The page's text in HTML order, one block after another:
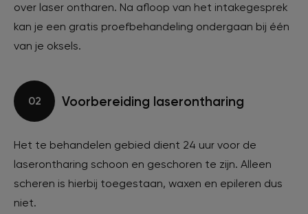
over laser ontharen. Na afloop van het intakegesprek
kan je een gratis proefbehandeling ondergaan bij één
van je oksels.
02 Voorbereiding laserontharing
Het te behandelen gebied dient 24 uur voor de
laserontharing schoon en geschoren te zijn. Alleen
scheren is hierbij toegestaan, waxen en epileren dus
niet.